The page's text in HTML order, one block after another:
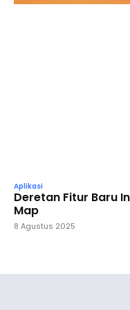
Aplikasi
Deretan Fitur Baru
Map
8 Agustus 2025